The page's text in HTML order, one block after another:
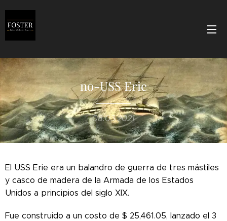
no-USS Erie
08.03.2021
El USS Erie era un balandro de guerra de tres mástiles
y casco de madera de la Armada de los Estados
Unidos a principios del siglo XIX.
Fue construido a un costo de $ 25,461.05, lanzado el 3